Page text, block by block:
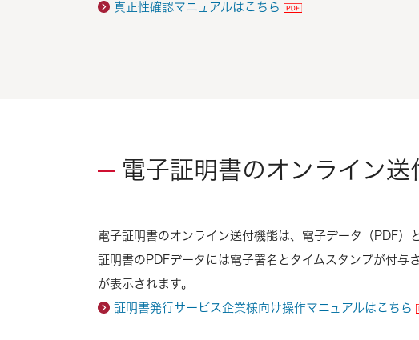
真正性確認マニュアルはこちら
電子証明書のオンライン送
電子証明書のオンライン送付機能は、電子データ（PDF）
証明書のPDFデータには電子署名とタイムスタンプが付与
が表示されます。
証明書発行サービス企業様向け操作マニュアルはこちら